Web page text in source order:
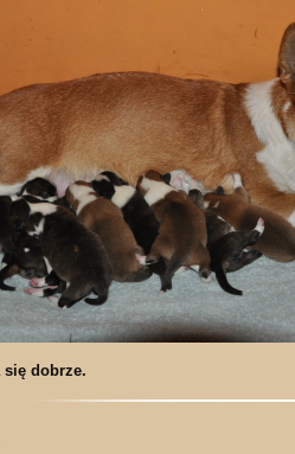
się dobrze.